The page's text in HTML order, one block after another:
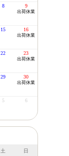
8 9
出荷休業
15 16
出荷休業
22 23
出荷休業
29 30
出荷休業
5 6
土
日